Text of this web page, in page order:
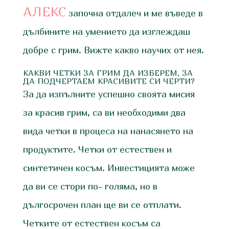
АЛЕКСзапочна отдалеч и ме въведе в
дълбините на умението да изглеждаш
добре с грим. Вижте какво научих от нея.
КАКВИ ЧЕТКИ ЗА ГРИМ ДА ИЗБЕРЕМ, ЗА
ДА ПОДЧЕРТАЕМ КРАСИВИТЕ СИ ЧЕРТИ?
За да изпълните успешно своята мисия
за красив грим, са ви необходими два
вида четки в процеса на нанасянето на
продуктите. Четки от естествен и
синтетичен косъм. Инвестицията може
да ви се стори по- голяма, но в
дългосрочен план ще ви се отплати.
Четките от естествен косъм са